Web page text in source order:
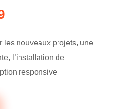
les nouveaux projets, une
l’installation de
responsive